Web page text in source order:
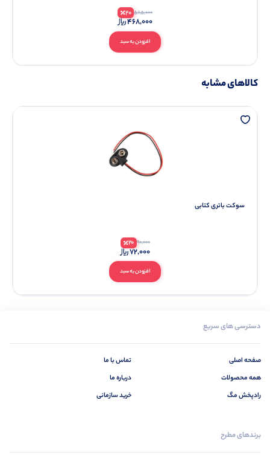
افزودن به سبد
585,000
20
468,000
کالاهای مشابه
سوکت باتری کتابی
افزودن به سبد
90,000
20
72,000
دسترسی های سریع
صفحه اصلی
همه محصولات
رادپخش مگ
تماس با ما
درباره ما
خرید سازمانی
برندهای مطرح